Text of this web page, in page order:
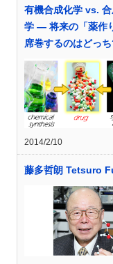
有機合成化学 vs.
学 ― 将来の「薬作
席巻するのはどっ
2014/2/10
藤多哲朗 Tetsuro